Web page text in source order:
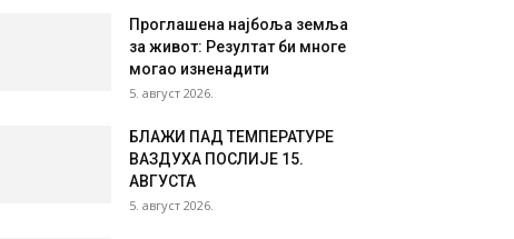
Проглашена најбоља земља
за живот: Резултат би многе
могао изненадити
5. август 2026.
БЛАЖИ ПАД ТЕМПЕРАТУРЕ
ВАЗДУХА ПОСЛИЈЕ 15.
АВГУСТА
5. август 2026.